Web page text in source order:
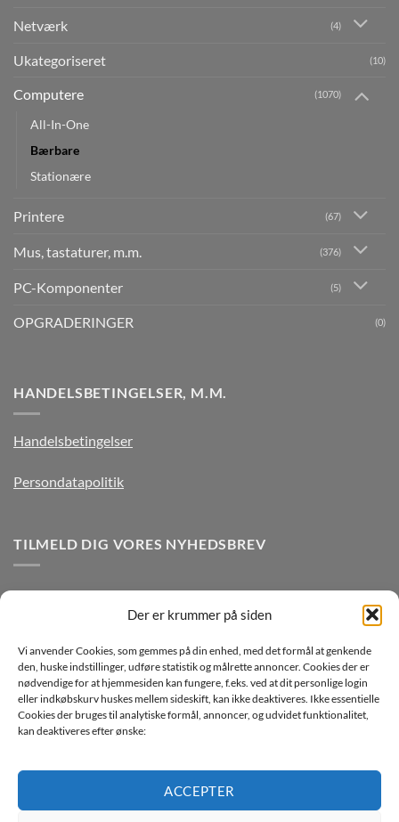
Der er krummer på siden
Vi anvender Cookies, som gemmes på din enhed, med det formål at genkende
den, huske indstillinger, udføre statistik og målrette annoncer. Cookies der er
nødvendige for at hjemmesiden kan fungere, f.eks. ved at dit personlige login
eller indkøbskurv huskes mellem sideskift, kan ikke deaktiveres. Ikke essentielle
Cookies der bruges til analytiske formål, annoncer, og udvidet funktionalitet,
kan deaktiveres efter ønske:
ACCEPTER
Netværk (4)
Ukategoriseret (10)
Computere (1070)
All-In-One
Bærbare
Stationære
Printere (67)
Mus, tastaturer, m.m. (376)
PC-Komponenter (5)
OPGRADERINGER (0)
HANDELSBETINGELSER, M.M.
Handelsbetingelser
Persondatapolitik
TILMELD DIG VORES NYHEDSBREV
Jeg ønsker at modtage mails fra TJdata!